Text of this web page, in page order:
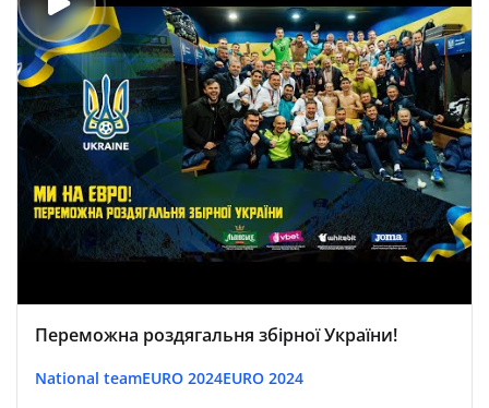
Переможна роздягальня збірної України!
National teamEURO 2024EURO 2024